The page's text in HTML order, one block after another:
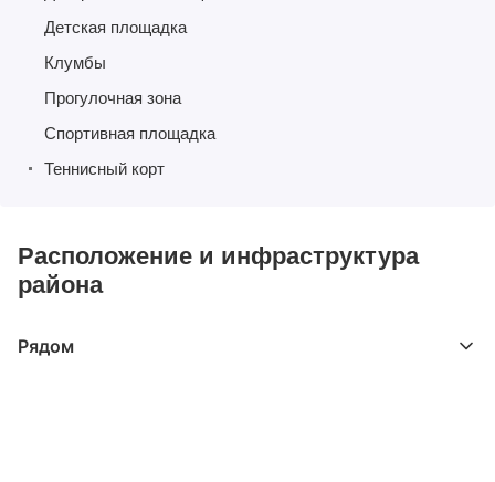
Детская площадка
Клумбы
Прогулочная зона
Спортивная площадка
Теннисный корт
Расположение и инфраструктура
района
Рядом